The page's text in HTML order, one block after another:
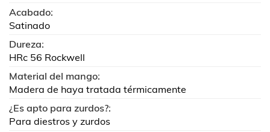
Acabado:
Satinado
Dureza:
HRc 56 Rockwell
Material del mango:
Madera de haya tratada térmicamente
¿Es apto para zurdos?:
Para diestros y zurdos